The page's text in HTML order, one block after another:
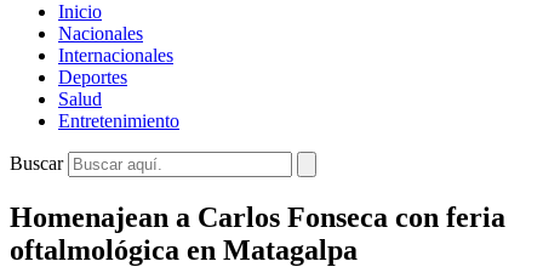
Inicio
Nacionales
Internacionales
Deportes
Salud
Entretenimiento
Buscar
Homenajean a Carlos Fonseca con feria
oftalmológica en Matagalpa